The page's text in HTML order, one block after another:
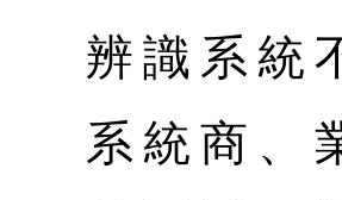
辨識系統
系統商、